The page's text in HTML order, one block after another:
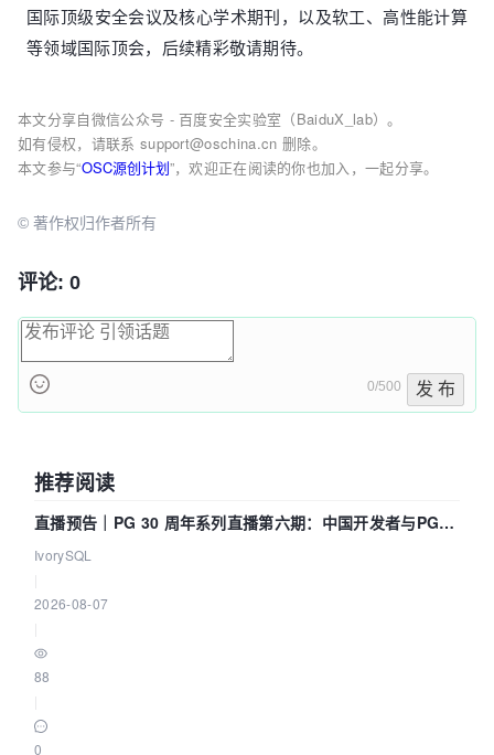
国际顶级安全会议及核心学术期刊，以及软工、高性能计算
等领域国际顶会，后续精彩敬请期待。
本文分享自微信公众号 - 百度安全实验室（BaiduX_lab）。
如有侵权，请联系 support@oschina.cn 删除。
本文参与“OSC源创计划”，欢迎正在阅读的你也加入，一起分享。
© 著作权归作者所有
评论: 0
0/500 发 布
推荐阅读
直播预告｜PG 30 周年系列直播第六期：中国开发者与PG内
核——我们改得动吗？我们贡献了什么？
IvorySQL
2026-08-07
88
0